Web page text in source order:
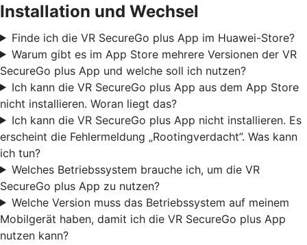
Installation und Wechsel
Finde ich die VR SecureGo plus App im Huawei-Store?
Warum gibt es im App Store mehrere Versionen der VR
SecureGo plus App und welche soll ich nutzen?
Ich kann die VR SecureGo plus App aus dem App Store
nicht installieren. Woran liegt das?
Ich kann die VR SecureGo plus App nicht installieren. Es
erscheint die Fehlermeldung „Rootingverdacht”. Was kann
ich tun?
Welches Betriebssystem brauche ich, um die VR
SecureGo plus App zu nutzen?
Welche Version muss das Betriebssystem auf meinem
Mobilgerät haben, damit ich die VR SecureGo plus App
nutzen kann?